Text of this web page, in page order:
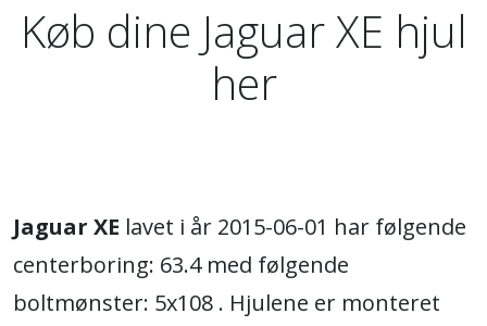
Køb dine Jaguar XE hjul
her
Jaguar XE lavet i år 2015-06-01 har følgende
centerboring: 63.4 med følgende
boltmønster: 5x108 . Hjulene er monteret